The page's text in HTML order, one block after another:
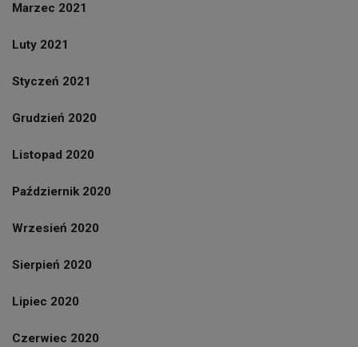
Marzec 2021
Luty 2021
Styczeń 2021
Grudzień 2020
Listopad 2020
Październik 2020
Wrzesień 2020
Sierpień 2020
Lipiec 2020
Czerwiec 2020